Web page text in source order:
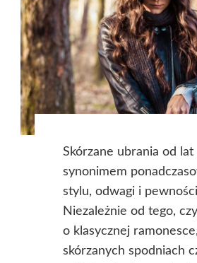
Skórzane ubrania od lat
synonimem
stylu, odwagi i
Niezależnie od tego,
o klasycznej ramonesce,
skórzanych spodniach